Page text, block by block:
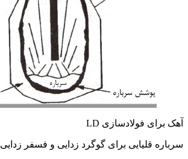
آهک برای فولادسازی LD
سرباره قلیایی برای گوگرد زدایی و فسفر زدایی